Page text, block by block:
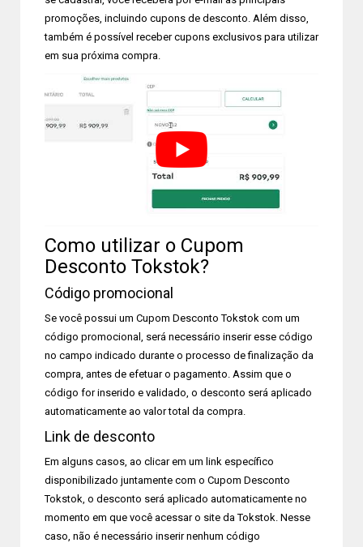
promoções, incluindo cupons de desconto. Além disso,
também é possível receber cupons exclusivos para utilizar
em sua próxima compra.
Como utilizar o Cupom
Desconto Tokstok?
Código promocional
Se você possui um Cupom Desconto Tokstok com um
código promocional, será necessário inserir esse código
no campo indicado durante o processo de finalização da
compra, antes de efetuar o pagamento. Assim que o
código for inserido e validado, o desconto será aplicado
automaticamente ao valor total da compra.
Link de desconto
Em alguns casos, ao clicar em um link específico
disponibilizado juntamente com o Cupom Desconto
Tokstok, o desconto será aplicado automaticamente no
momento em que você acessar o site da Tokstok. Nesse
caso, não é necessário inserir nenhum código